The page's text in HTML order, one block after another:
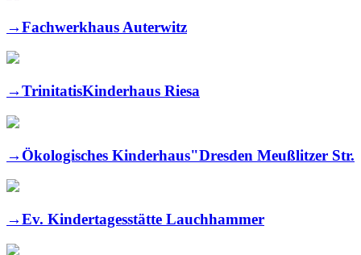
→Fachwerkhaus Auterwitz
→TrinitatisKinderhaus Riesa
→ Ökologisches Kinderhaus"Dresden Meußlitzer Str.
→Ev. Kindertagesstätte Lauchhammer